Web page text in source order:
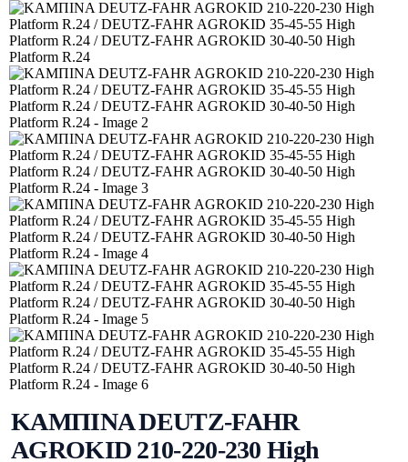
ΚΑΜΠΙΝΑ DEUTZ-FAHR
AGROKID 210-220-230 High